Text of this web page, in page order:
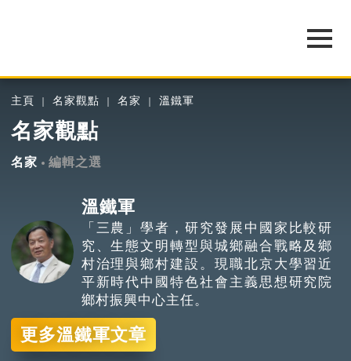
主頁 名家觀點 名家 溫鐵軍
名家觀點
名家 編輯之選
溫鐵軍
「三農」學者，研究發展中國家比較研
究、生態文明轉型與城鄉融合戰略及鄉
村治理與鄉村建設。現職北京大學習近
平新時代中國特色社會主義思想研究院
鄉村振興中心主任。
更多溫鐵軍文章